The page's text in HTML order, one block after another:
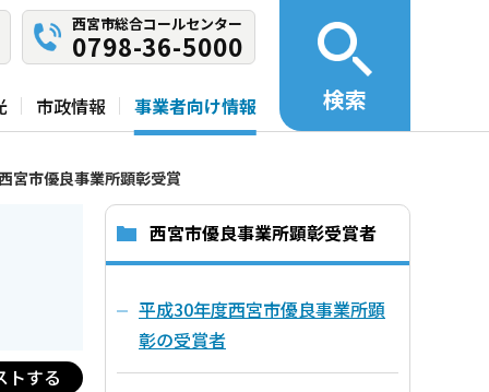
西宮市総合コールセンター
0798-36-5000
市政情報 事業者向け情報 検索
宮市優良事業所顕彰受賞
トする
西宮市優良事業所顕彰受賞者
平成30年度西宮市優良事業所顕
彰の受賞者